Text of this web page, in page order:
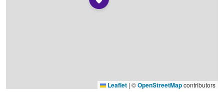
Leaflet | ©OpenStreetMapcontributors